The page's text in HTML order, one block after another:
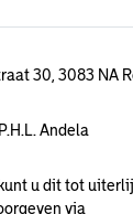
30, 3083 NA
Andela
u dit tot
via